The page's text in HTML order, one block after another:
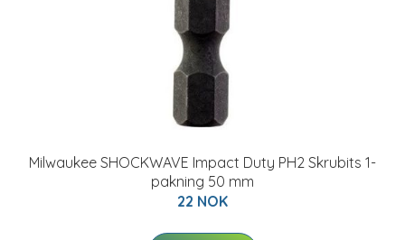
Milwaukee SHOCKWAVE Impact Duty PH2 Skrubits 1-
pakning 50 mm
22 NOK